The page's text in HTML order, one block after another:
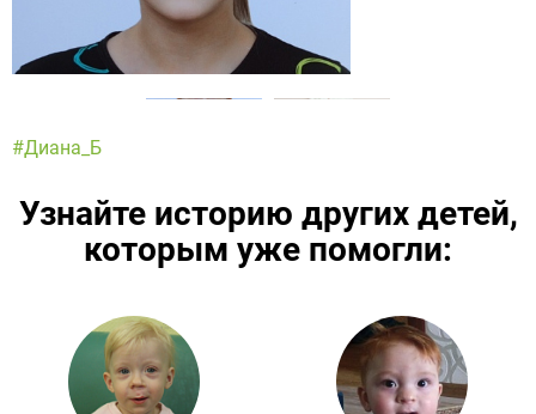
#Диана_Б
Узнайте историю других детей,
которым уже помогли:
Подробнее